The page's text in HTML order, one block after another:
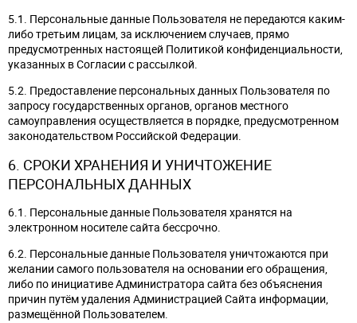
5.1. Персональные данные Пользователя не передаются каким-
либо третьим лицам, за исключением случаев, прямо
предусмотренных настоящей Политикой конфиденциальности,
указанных в Согласии с рассылкой.
5.2. Предоставление персональных данных Пользователя по
запросу государственных органов, органов местного
самоуправления осуществляется в порядке, предусмотренном
законодательством Российской Федерации.
6. СРОКИ ХРАНЕНИЯ И УНИЧТОЖЕНИЕ
ПЕРСОНАЛЬНЫХ ДАННЫХ
6.1. Персональные данные Пользователя хранятся на
электронном носителе сайта бессрочно.
6.2. Персональные данные Пользователя уничтожаются при
желании самого пользователя на основании его обращения,
либо по инициативе Администратора сайта без объяснения
причин путём удаления Администрацией Сайта информации,
размещённой Пользователем.